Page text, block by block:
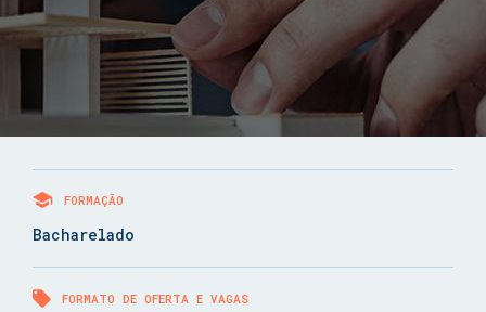
FORMAÇÃO
Bacharelado
FORMATO DE OFERTA E VAGAS